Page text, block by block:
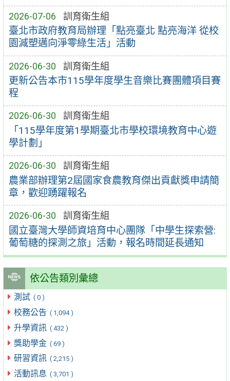
2026-07-06 訓育衛生組
臺北市政府教育局辦理「點亮臺北 點亮海洋 從校
園減塑邁向淨零綠生活」活動
2026-06-30 訓育衛生組
更新公告本市115學年度學生音樂比賽團體項目賽
程
2026-06-30 訓育衛生組
「115學年度第1學期臺北市學校環境教育中心遊
學計劃」
2026-06-30 訓育衛生組
農業部辦理第2屆國家食農教育傑出貢獻獎申請簡
章，歡迎踴躍報名
2026-06-30 訓育衛生組
國立臺灣大學師資培育中心團隊「中學生探索營:
葡萄糖的探測之旅」活動，報名時間延長通知
依公告類別彙總
測試 ( 0 )
校務公告 ( 1,094 )
升學資訊 ( 432 )
獎助學金 ( 69 )
研習資訊 ( 2,215 )
活動訊息 ( 3,701 )